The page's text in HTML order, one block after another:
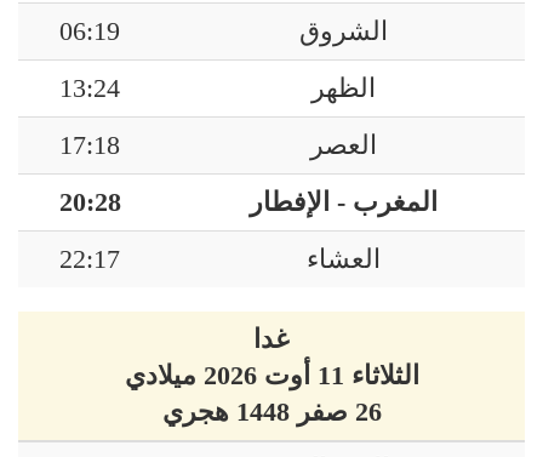
الشروق
06:19
الظهر
13:24
العصر
17:18
المغرب - الإفطار
20:28
العشاء
22:17
غدا
الثلاثاء 11 أوت 2026 ميلادي
26 صفر 1448 هجري